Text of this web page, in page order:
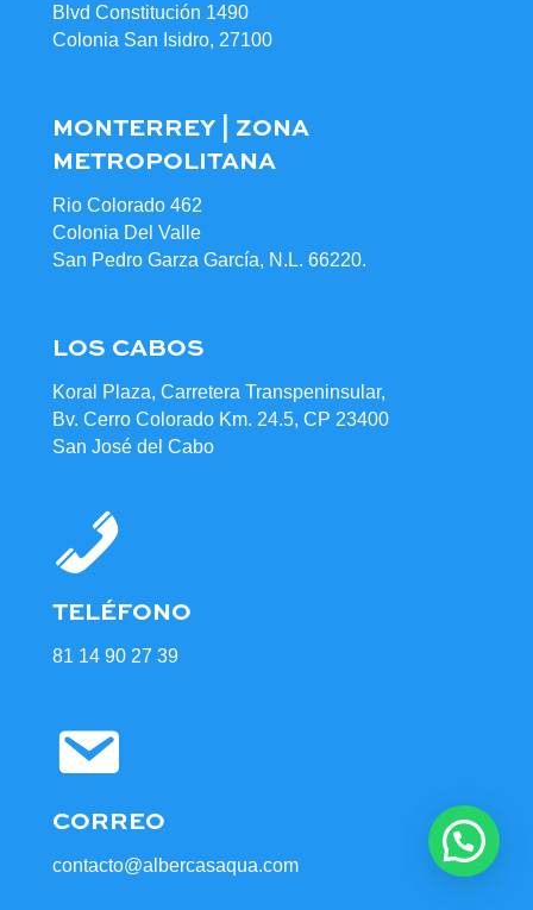
Blvd Constitución 1490
Colonia San Isidro, 27100
MONTERREY | ZONA
METROPOLITANA
Rio Colorado 462
Colonia Del Valle
San Pedro Garza García, N.L. 66220.
LOS CABOS
Koral Plaza, Carretera Transpeninsular,
Bv. Cerro Colorado Km. 24.5, CP 23400
San José del Cabo
TELÉFONO
81 14 90 27 39
CORREO
contacto@albercasaqua.com